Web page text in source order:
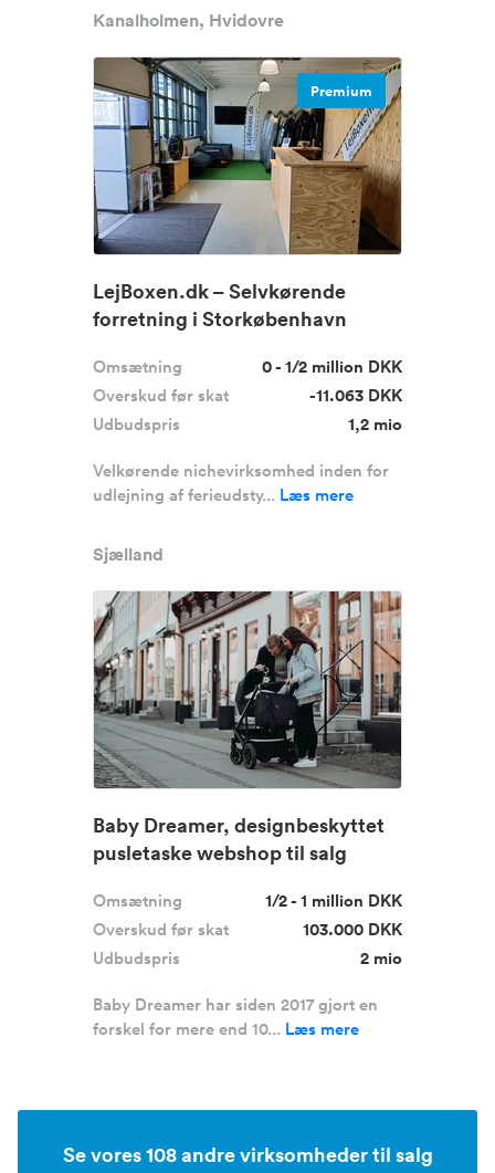
Kanalholmen, Hvidovre
Premium
LejBoxen.dk – Selvkørende
forretning i Storkøbenhavn
Omsætning
0 - 1/2 million DKK
Overskud før skat
-11.063 DKK
Udbudspris
1,2 mio
Velkørende nichevirksomhed inden for
udlejning af ferieudsty... Læs mere
Sjælland
Baby Dreamer, designbeskyttet
pusletaske webshop til salg
Omsætning
1/2 - 1 million DKK
Overskud før skat
103.000 DKK
Udbudspris
2 mio
Baby Dreamer har siden 2017 gjort en
forskel for mere end 10... Læs mere
Se vores 108 andre virksomheder til salg